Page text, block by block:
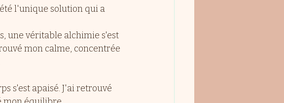
l'unique solution qui a
une véritable alchimie s'est
mon calme, concentrée
s'est apaisé. J'ai retrouvé